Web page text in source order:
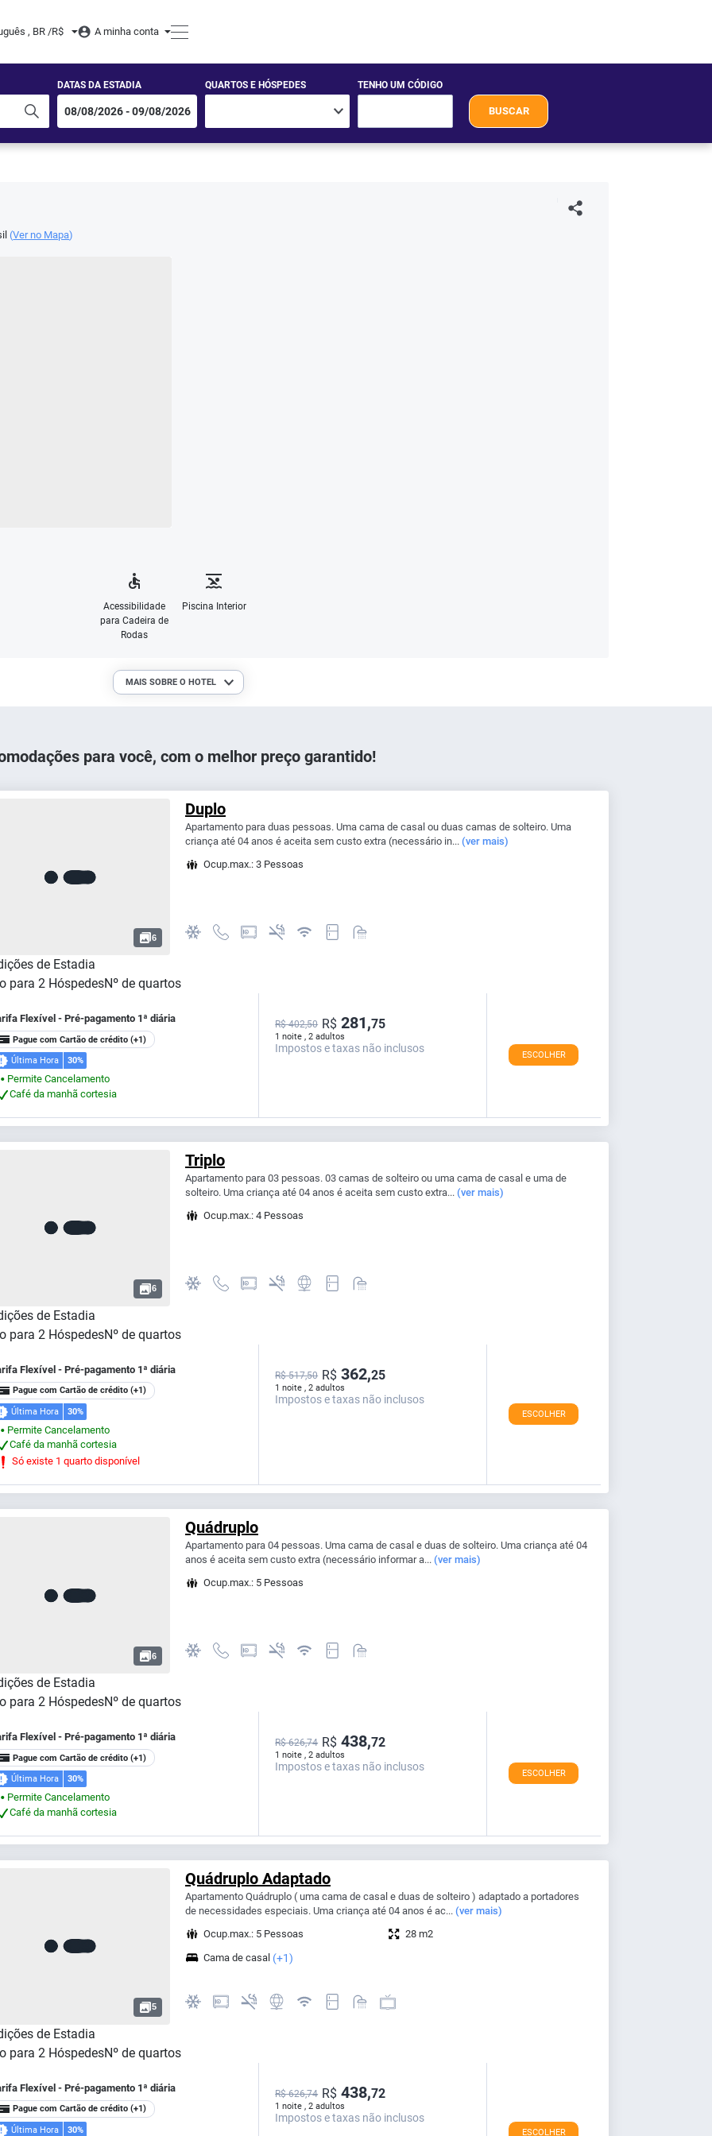
, BR /R$ A minha conta
DATAS DA ESTADIA QUARTOS E HÓSPEDES TENHO UM CÓDIGO
BUSCAR
(Ver no Mapa)
Acessibilidade
para Cadeira de
Rodas
Piscina Interior
MAIS SOBRE O HOTEL
para você, com o melhor preço garantido!
6
Duplo
Apartamento para duas pessoas. Uma cama de casal ou duas camas de solteiro. Uma
criança até 04 anos é aceita sem custo extra (necessário in... (ver mais)
Ocup.max.: 3 Pessoas
de Estadia
para 2 HóspedesNº de quartos
Flexível - Pré-pagamento 1ª diária
Pague com Cartão de crédito (+1)
Última Hora 30%
⬤
Permite Cancelamento
Café da manhã cortesia
1 noite , 2 adultos
R$ 402,50 R$ 281,75
Impostos e taxas não inclusos
ESCOLHER
6
Triplo
Apartamento para 03 pessoas. 03 camas de solteiro ou uma cama de casal e uma de
solteiro. Uma criança até 04 anos é aceita sem custo extra... (ver mais)
Ocup.max.: 4 Pessoas
de Estadia
para 2 HóspedesNº de quartos
Flexível - Pré-pagamento 1ª diária
Pague com Cartão de crédito (+1)
Última Hora 30%
⬤
Permite Cancelamento
Café da manhã cortesia
Só existe 1 quarto disponível
1 noite , 2 adultos
R$ 517,50 R$ 362,25
Impostos e taxas não inclusos
ESCOLHER
6
Quádruplo
Apartamento para 04 pessoas. Uma cama de casal e duas de solteiro. Uma criança até 04
anos é aceita sem custo extra (necessário informar a... (ver mais)
Ocup.max.: 5 Pessoas
de Estadia
para 2 HóspedesNº de quartos
Flexível - Pré-pagamento 1ª diária
Pague com Cartão de crédito (+1)
Última Hora 30%
⬤
Permite Cancelamento
Café da manhã cortesia
1 noite , 2 adultos
R$ 626,74 R$ 438,72
Impostos e taxas não inclusos
ESCOLHER
5
Quádruplo Adaptado
Apartamento Quádruplo ( uma cama de casal e duas de solteiro ) adaptado a portadores
de necessidades especiais. Uma criança até 04 anos é ac... (ver mais)
Ocup.max.: 5 Pessoas
28 m2
Cama de casal (+1)
de Estadia
para 2 HóspedesNº de quartos
Flexível - Pré-pagamento 1ª diária
Pague com Cartão de crédito (+1)
Última Hora 30%
1 noite , 2 adultos
R$ 626,74 R$ 438,72
Impostos e taxas não inclusos
ESCOLHER